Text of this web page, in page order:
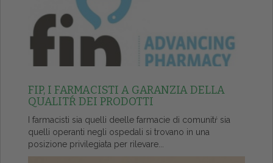
FIP, I FARMACISTI A GARANZIA DELLA
QUALITŔ DEI PRODOTTI
I farmacisti sia quelli deelle farmacie di comunitŕ sia
quelli operanti negli ospedali si trovano in una
posizione privilegiata per rilevare...